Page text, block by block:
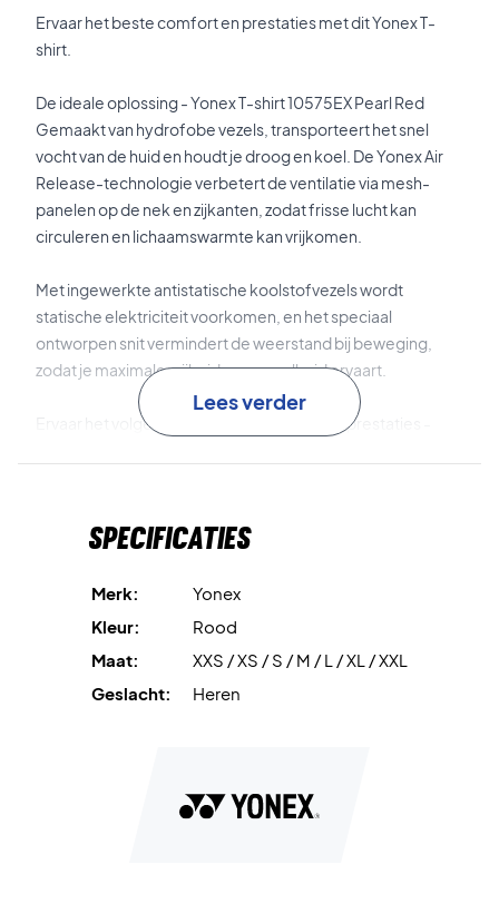
Ervaar het beste comfort en prestaties met dit Yonex T-
shirt.
De ideale oplossing - Yonex T-shirt 10575EX Pearl Red
Gemaakt van hydrofobe vezels, transporteert het snel
vocht van de huid en houdt je droog en koel. De Yonex Air
Release-technologie verbetert de ventilatie via mesh-
panelen op de nek en zijkanten, zodat frisse lucht kan
circuleren en lichaamswarmte kan vrijkomen.
Met ingewerkte antistatische koolstofvezels wordt
statische elektriciteit voorkomen, en het speciaal
ontworpen snit vermindert de weerstand bij beweging,
zodat je maximale vrijheid en soepelheid ervaart.
Ervaar het volgende niveau van comfort en prestaties -
Lees verder
Specificaties
Merk:
Yonex
Kleur:
Rood
Maat:
XXS / XS / S / M / L / XL / XXL
Geslacht:
Heren